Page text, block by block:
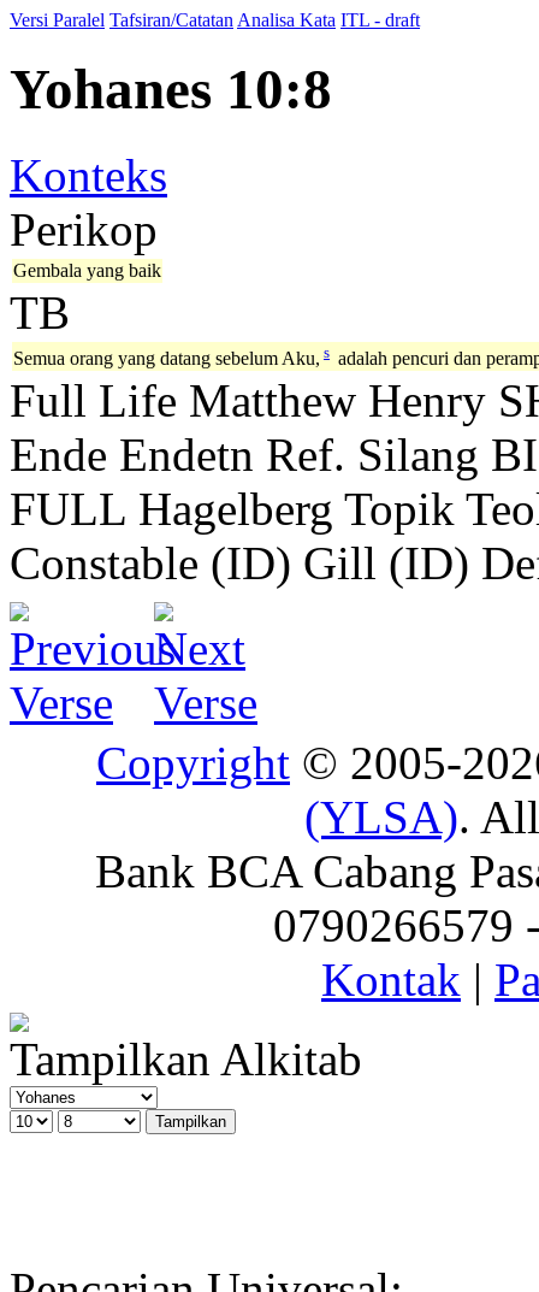
Versi Paralel Tafsiran/Catatan Analisa Kata ITL - draft
Yohanes 10:8
Konteks
Perikop
Gembala yang baik
TB
Semua orang yang datang sebelum Aku, s adalah pencuri dan
Full Life Matthew Henry
Ende Endetn Ref. Silang
FULL Hagelberg Topik
Constable (ID) Gill (ID)
Copyright © 2005-
(YLSA).
Bank BCA Cabang
0790266579
Kontak |
Tampilkan Alkitab